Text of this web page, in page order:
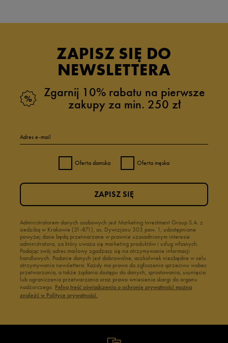
ZAPISZ SIĘ DO
NEWSLETTERA
Zgarnij 10% rabatu na pierwsze
zakupy za min. 250 zł
Adres e-mail
Oferta damska Oferta męska
Administratorem danych osobowych jest Marketing Investment Group S.A. z
siedzibą w Krakowie (31-871), os. Dywizjonu 303 paw. 1, udostępnione
powyżej dane będą przetwarzane w prawnie uzasadnionym interesie
administratora, za który uważa się marketing produktów i usług własnych.
Podając swój adres mailowy zgadzasz się na otrzymywanie informacji
handlowych. Podanie danych jest dobrowolne, aczkolwiek niezbędne w celu
otrzymywania newslettera. Każdy ma prawo do zgłoszenia sprzeciwu wobec
przetwarzania, a także żądania dostępu do danych, sprostowania, usunięcia
lub ograniczenia przetwarzania oraz prawo wniesienia skargi do organu
nadzorczego. Pełną treść oświadczenia o ochronie prywatności można
znaleźć w Polityce prywatności.
ZAPISZ SIĘ